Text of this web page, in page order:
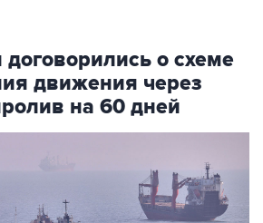
о схеме
движения через
на 60 дней